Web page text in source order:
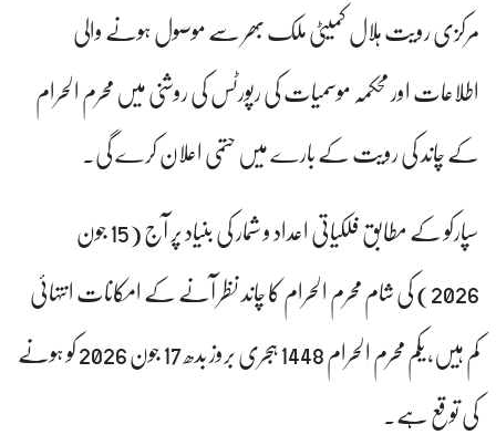
مرکزی رویت ہلال کمیٹی ملک بھر سے موصول ہونے والی
اطلاعات اور محکمہ موسمیات کی رپورٹس کی روشنی میں محرم الحرام
کے چاند کی رویت کے بارے میں حتمی اعلان کرے گی۔
سپارکو کے مطابق فلکیاتی اعداد و شمار کی بنیاد پر آج (15 جون
2026) کی شام محرم الحرام کا چاند نظر آنے کے امکانات انتہائی
کم ہیں، یکم محرم الحرام 1448 ہجری بروز بدھ 17 جون 2026 کو ہونے
کی توقع ہے۔